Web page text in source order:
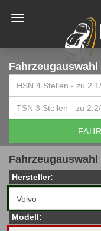
Fahrzeugauswahl
Hersteller:
Modell: